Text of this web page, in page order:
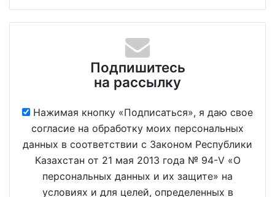
Подпишитесь
на рассылку
Нажимая кнопку «Подписаться», я даю свое
согласие на обработку моих персональных
данных в соответствии с Законом Республики
Казахстан от 21 мая 2013 года № 94-V «О
персональных данных и их защите» на
условиях и для целей, определенных в